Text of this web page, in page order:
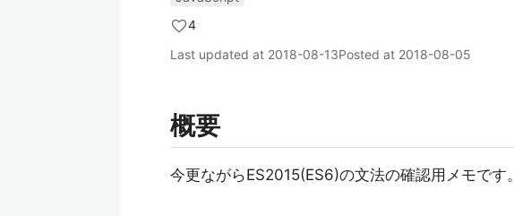
4
Last updated at 2018-08-13Posted at 2018-08-05
概要
今更ながらES2015(ES6)の文法の確認用メモです。